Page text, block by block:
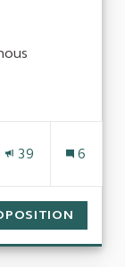
& finances
39 6